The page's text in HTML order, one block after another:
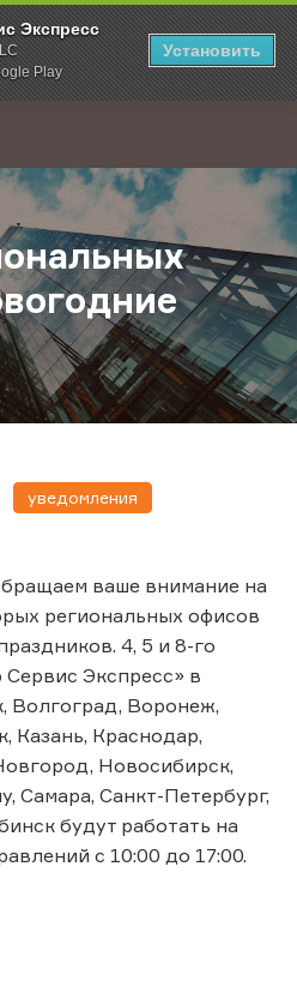
Экспресс
Play
Установить
Работа региональных офисов в
уведомления
ваше внимание на
региональных офисов
4, 5 и 8-го
Экспресс» в
Волгоград, Воронеж,
Казань, Краснодар,
Новосибирск,
Самара, Санкт-Петербург,
будут работать на
с 10:00 до 17:00.